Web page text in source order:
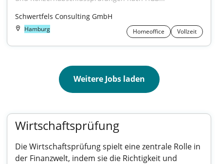
Schwertfels Consulting GmbH
Hamburg Homeoffice Vollzeit
Weitere Jobs laden
Wirtschaftsprüfung
Die Wirtschaftsprüfung spielt eine zentrale Rolle in
der Finanzwelt, indem sie die Richtigkeit und